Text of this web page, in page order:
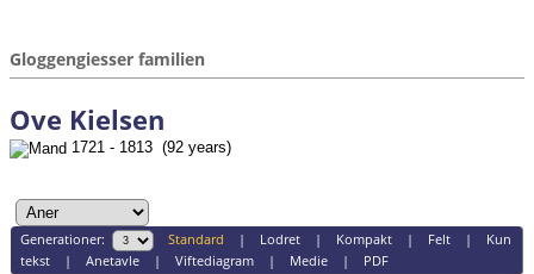
Gloggengiesser familien
Ove Kielsen
1721 - 1813 (92 years)
Generationer: Standard | Lodret| Kompakt| Felt| Kun
tekst| Anetavle| Viftediagram| Medie| PDF